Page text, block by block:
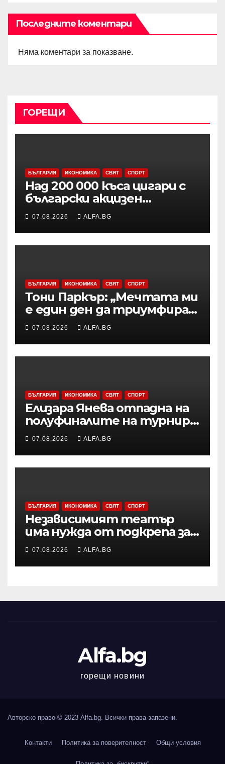
Последните коментари
Няма коментари за показване.
ГОРЕЩИ
БЪЛГАРИЯ ИКОНОМИКА СВЯТ СПОРТ
Над 200 000 къса цигари с
български акцизен
бандерол са задържани при
проверка на товарен
автомобил в района на
Видин
07.08.2026 ALFA.BG
БЪЛГАРИЯ ИКОНОМИКА СВЯТ СПОРТ
Тони Паркър: „Мечтата ми
е един ден да триумфирам
с АСВЕЛ и да стана
шампион на НБА Европа“
07.08.2026 ALFA.BG
БЪЛГАРИЯ ИКОНОМИКА СВЯТ СПОРТ
Елизара Янева отпадна на
полуфиналите на турнир
по тенис УТА 125 във
Варшава, ще запише ново
рекордно класиране в
световната ранглиста в
07.08.2026 ALFA.BG
БЪЛГАРИЯ ИКОНОМИКА СВЯТ СПОРТ
Независимият театър
има нужда от подкрепа за
копродукции с
държавните сцени,
смятат Боряна Йовкова и
07.08.2026 ALFA.BG
Alfa.bg
горещи новини
Авторско право © 2023 Alfa.bg. Всички права запазени.
Контакти Политика за поверителност Общи условия